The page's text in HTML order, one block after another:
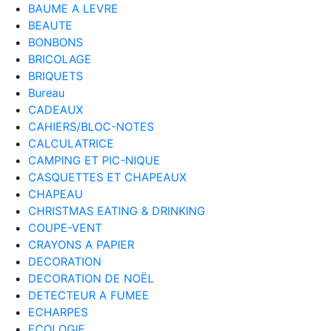
BAUME A LEVRE
BEAUTE
BONBONS
BRICOLAGE
BRIQUETS
Bureau
CADEAUX
CAHIERS/BLOC-NOTES
CALCULATRICE
CAMPING ET PIC-NIQUE
CASQUETTES ET CHAPEAUX
CHAPEAU
CHRISTMAS EATING & DRINKING
COUPE-VENT
CRAYONS A PAPIER
DECORATION
DECORATION DE NOËL
DETECTEUR A FUMEE
ECHARPES